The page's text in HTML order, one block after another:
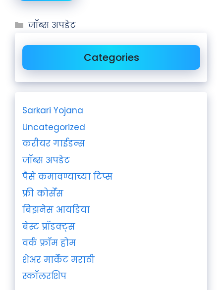
जॉब्स अपडेट
Categories
Sarkari Yojana
Uncategorized
करीयर गाईडन्स
जॉब्स अपडेट
पैसे कमावण्याच्या टिप्स
फ्री कोर्सेस
बिझनेस आयडिया
बेस्ट प्रॉडक्ट्स
वर्क फ्रॉम होम
शेअर मार्केट मराठी
स्कॉलरशिप